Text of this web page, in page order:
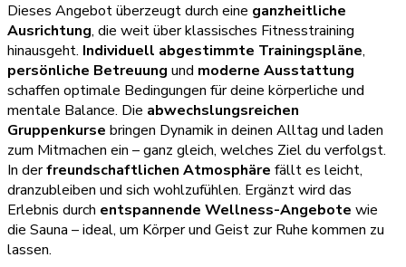
Dieses Angebot überzeugt durch eine ganzheitliche
Ausrichtung, die weit über klassisches Fitnesstraining
hinausgeht. Individuell abgestimmte Trainingspläne,
persönliche Betreuung und moderne Ausstattung
schaffen optimale Bedingungen für deine körperliche und
mentale Balance. Die abwechslungsreichen
Gruppenkurse bringen Dynamik in deinen Alltag und laden
zum Mitmachen ein – ganz gleich, welches Ziel du verfolgst.
In derfreundschaftlichen Atmosphäre fällt es leicht,
dranzubleiben und sich wohlzufühlen. Ergänzt wird das
Erlebnis durch entspannende Wellness-Angebote wie
die Sauna – ideal, um Körper und Geist zur Ruhe kommen zu
lassen.